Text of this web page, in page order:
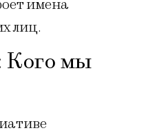
имена
лиц.
Кого мы